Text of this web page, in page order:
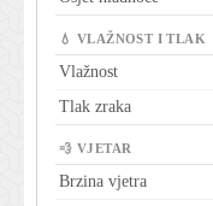
💧 VLAŽNOST I TLAK
Vlažnost
Tlak zraka
💨 VJETAR
Brzina vjetra